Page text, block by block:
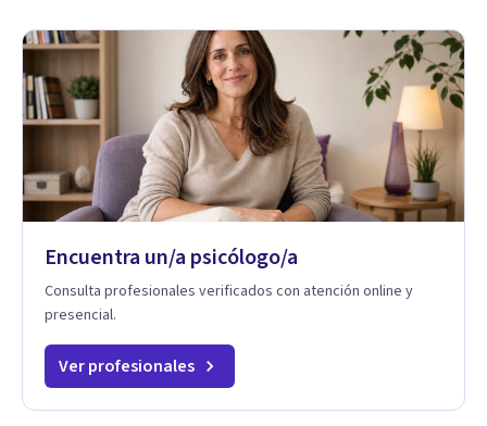
Encuentra un/a psicólogo/a
Consulta profesionales verificados con atención online y
presencial.
Ver profesionales